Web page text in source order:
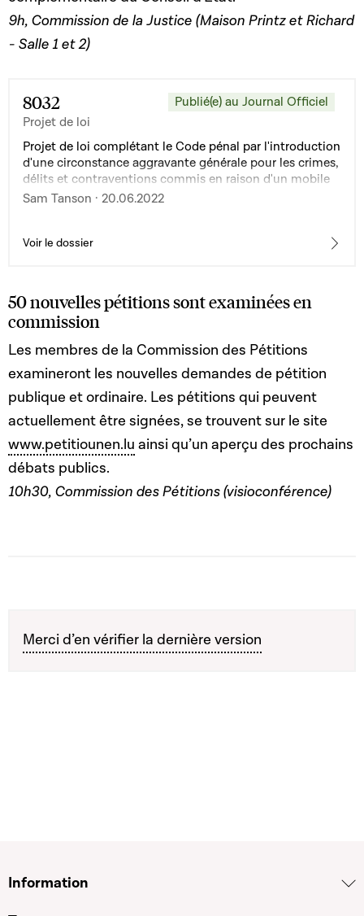
9h, Commission de la Justice (Maison Printz et Richard
- Salle 1 et 2)
8032
Projet de loi
Publié(e) au Journal Officiel
Projet de loi complétant le Code pénal par l'introduction
d'une circonstance aggravante générale pour les crimes,
délits et contraventions commis en raison d'un mobile
fondé sur un ou plusieurs des éléments visés à l'article
Sam Tanson · 20.06.2022
Voir le dossier
50 nouvelles pétitions sont examinées en
commission
Les membres de la Commission des Pétitions
examineront les nouvelles demandes de pétition
publique et ordinaire. Les pétitions qui peuvent
actuellement être signées, se trouvent sur le site
www.petitiounen.lu ainsi qu’un aperçu des prochains
débats publics.
10h30, Commission des Pétitions (visioconférence)
Merci d’en vérifier la dernière version
Information